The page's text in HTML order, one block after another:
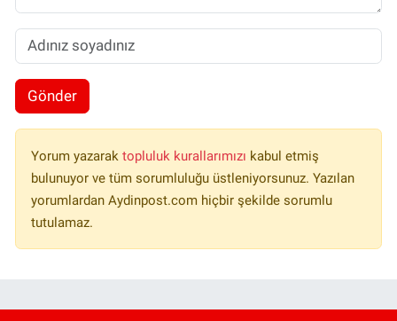
Gönder
Yorum yazarak topluluk kurallarımızı kabul etmiş
bulunuyor ve tüm sorumluluğu üstleniyorsunuz. Yazılan
yorumlardan Aydinpost.com hiçbir şekilde sorumlu
tutulamaz.